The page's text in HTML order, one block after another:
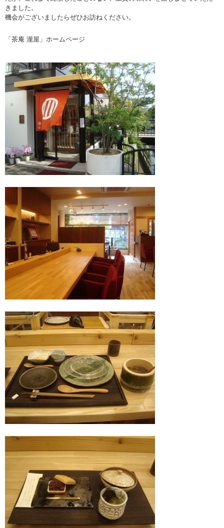
きました。
機会がございましたらぜひお訪ねください。
「茶庵 瀧屋」ホームページ